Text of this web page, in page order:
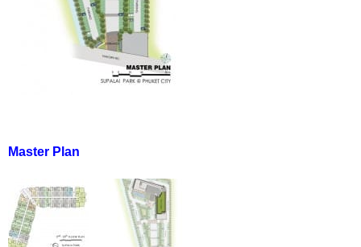
Master Plan